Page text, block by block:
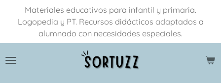
contenido
principal
Materiales educativos para infantil y primaria.
Logopedia y PT. Recursos didácticos adaptados a
alumnado con necesidades especiales.